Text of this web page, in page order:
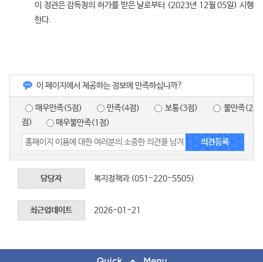
이 정관은 감독청의 허가를 받은 날로부터 (2023년 12월 05일) 시행
한다.
이 페이지에서 제공하는 정보에 만족하십니까?
매우만족(5점) 만족(4점) 보통(3점)
점)
매우불만족(1점)
담당자 복지정책과 (051-220-5505)
최근업데이트 2026-01-21